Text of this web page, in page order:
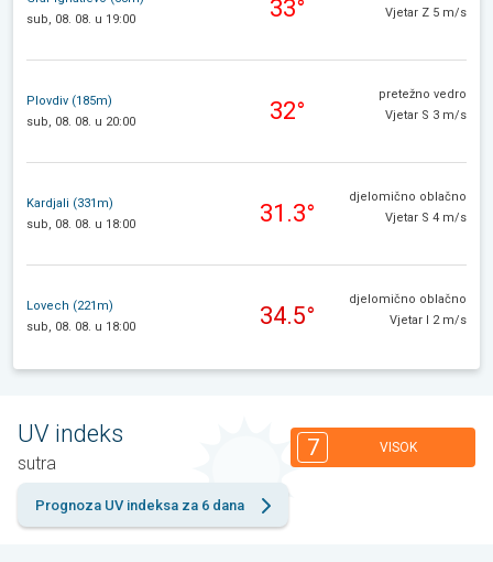
sub, 08. 08. u 19:00
33° Vjetar Z 5 m/s
Plovdiv (185m)
sub, 08. 08. u 20:00
32°
pretežno vedro
Vjetar S 3 m/s
Kardjali (331m)
sub, 08. 08. u 18:00
31.3°
djelomično oblačno
Vjetar S 4 m/s
Lovech (221m)
sub, 08. 08. u 18:00
34.5°
djelomično oblačno
Vjetar I 2 m/s
UV indeks
sutra
7 VISOK
Prognoza UV indeksa za 6 dana